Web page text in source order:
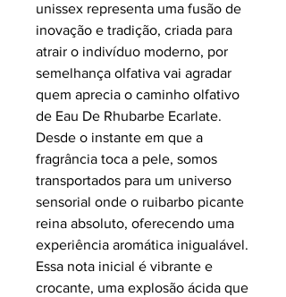
unissex representa uma fusão de
inovação e tradição, criada para
atrair o indivíduo moderno, por
semelhança olfativa vai agradar
quem aprecia o caminho olfativo
de Eau De Rhubarbe Ecarlate.
Desde o instante em que a
fragrância toca a pele, somos
transportados para um universo
sensorial onde o ruibarbo picante
reina absoluto, oferecendo uma
experiência aromática inigualável.
Essa nota inicial é vibrante e
crocante, uma explosão ácida que